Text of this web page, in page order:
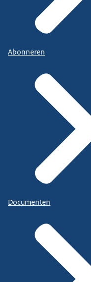
Abonneren
Documenten